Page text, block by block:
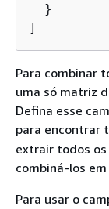
  }
]
Para combinar
uma só matriz
Defina esse
para encontrar
extrair todos
combiná-los
Para usar o